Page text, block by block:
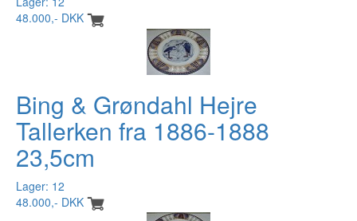
48.000,- DKK
Bing & Grøndahl Hejre
Tallerken fra 1886-1888
23,5cm
Lager: 12
48.000,- DKK